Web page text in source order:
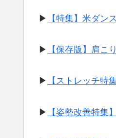
▶︎ 【特集】米ダン
▶︎ 【保存版】肩こ
▶︎ 【ストレッチ特
▶︎ 【姿勢改善特集